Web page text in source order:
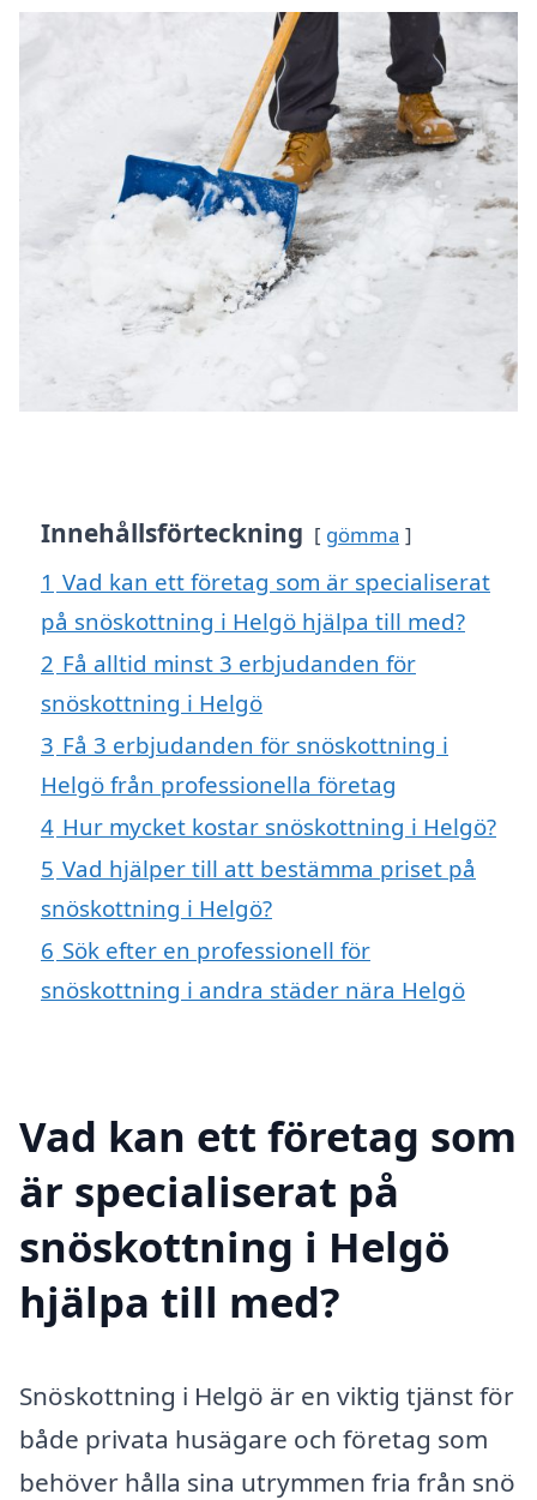
Innehållsförteckning gömma
1 Vad kan ett företag som är specialiserat
på snöskottning i Helgö hjälpa till med?
2 Få alltid minst 3 erbjudanden för
snöskottning i Helgö
3 Få 3 erbjudanden för snöskottning i
Helgö från professionella företag
4 Hur mycket kostar snöskottning i Helgö?
5 Vad hjälper till att bestämma priset på
snöskottning i Helgö?
6 Sök efter en professionell för
snöskottning i andra städer nära Helgö
Vad kan ett företag som
är specialiserat på
snöskottning i Helgö
hjälpa till med?
Snöskottning i Helgö är en viktig tjänst för
både privata husägare och företag som
behöver hålla sina utrymmen fria från snö